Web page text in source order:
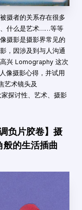
摄者的关系存在很多
、什么是艺术……等等
摄影是摄影界常见的
，因涉及到与人沟通
兴 Lomography 这次
像摄影心得，并试用
艺术镜头及
探讨性、艺术、摄影
负片胶卷】摄
的生活插曲